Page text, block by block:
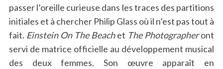
passer l’oreille curieuse dans les traces des partitions
initiales et à chercher Philip Glass où il n’est pas tout à
fait. Einstein On The Beachet The Photographeront
servi de matrice officielle au développement musical
des deux femmes. Son œuvre apparaît en